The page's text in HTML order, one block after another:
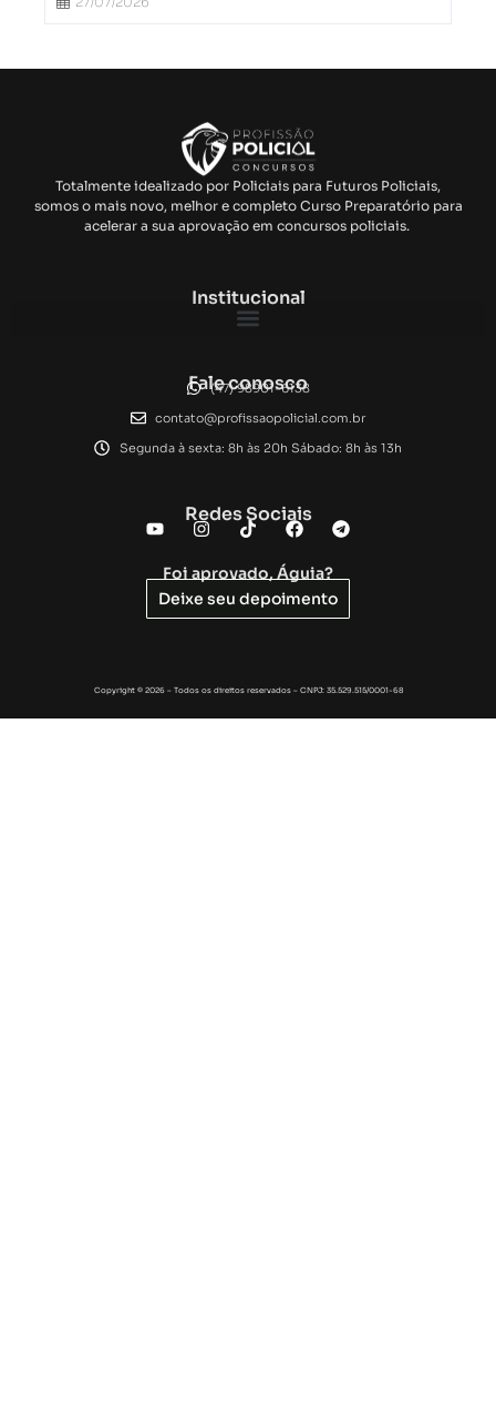
Totalmente idealizado por Policiais para Futuros Policiais,
somos o mais novo, melhor e completo Curso Preparatório para
acelerar a sua aprovação em concursos policiais.
Institucional
Fale conosco
(47) 98901-6138
contato@profissaopolicial.com.br
Segunda à sexta: 8h às 20h Sábado: 8h às 13h
Redes Sociais
Foi aprovado, Águia?
Deixe seu depoimento
Copyright © 2026 – Todos os direitos reservados – CNPJ: 35.529.515/0001-68